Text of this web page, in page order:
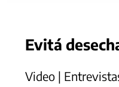
Evitá
Video |